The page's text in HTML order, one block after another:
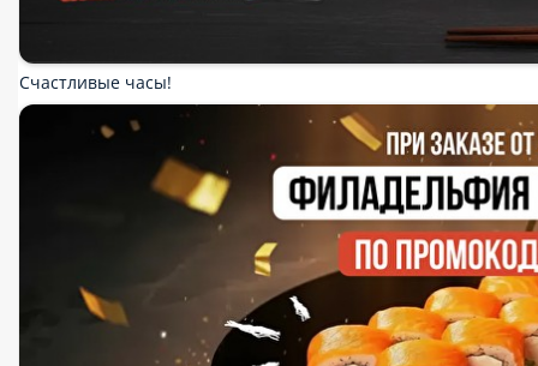
Счастливые часы!